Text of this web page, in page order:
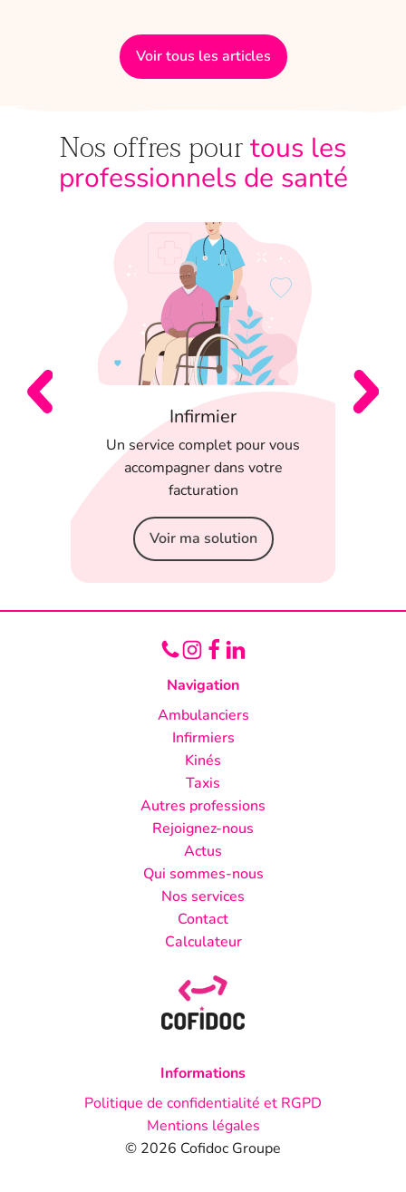
Voir tous les articles
Nos offres pourtous les
professionnels de santé
Infirmier
Un service complet pour vous
accompagner dans votre
facturation
Voir ma solution
Navigation
Ambulanciers
Infirmiers
Kinés
Taxis
Autres professions
Rejoignez-nous
Actus
Qui sommes-nous
Nos services
Contact
Calculateur
Informations
Politique de confidentialité et RGPD
Mentions légales
© 2026 Cofidoc Groupe